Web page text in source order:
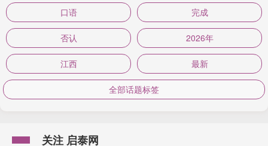
口语 完成
否认 2026年
江西 最新
全部话题标签
关注 启泰网